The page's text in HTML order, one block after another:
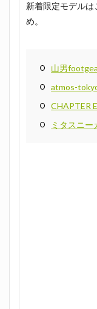
新着限定モデル
め。
山男
atmos-
CHAPTER
ミタスニー